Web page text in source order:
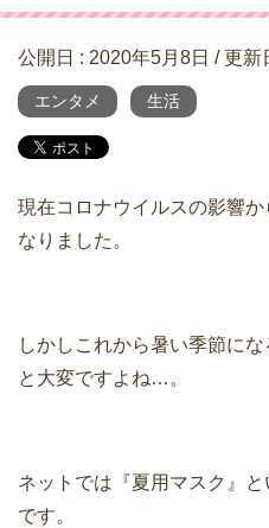
公開日 : 2020年5月8日 / 更新
エンタメ 生活
現在コロナウイルスの影響
なりました。
しかしこれから暑い季節に
と大変ですよね…。
ネットでは『夏用マスク』
です。